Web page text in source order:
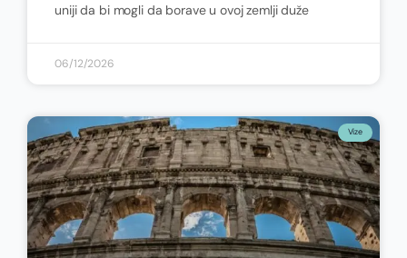
uniji da bi mogli da borave u ovoj zemlji duže
06/12/2026
Vize